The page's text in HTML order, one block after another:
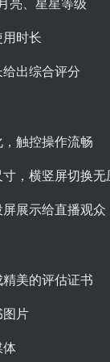
时长
出综合评分
触控操作流畅
，横竖屏切换
展示给直播观众
美的评估证书
图片
体